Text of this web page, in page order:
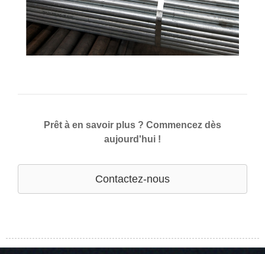
Prêt à en savoir plus ? Commencez dès
aujourd'hui !
Contactez-nous